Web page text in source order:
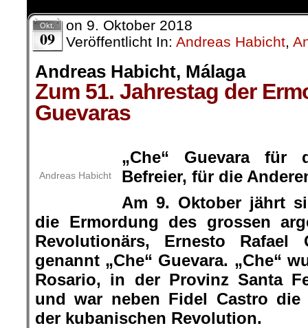
Okt.
09
on 9. Oktober 2018
Veröffentlicht In: Andreas Habicht,
Andreas Habicht, Málaga
Zum 51. Jahrestag der
Guevaras
Andreas Habicht
„Che“ Guevara für
Befreier, für die
Am 9. Oktober jährt
die Ermordung des grossen
Revolutionärs, Ernesto
genannt „Che“ Guevara. „Che“
Rosario, in der Provinz Santa
und war neben Fidel Castro
der kubanischen Revolution.